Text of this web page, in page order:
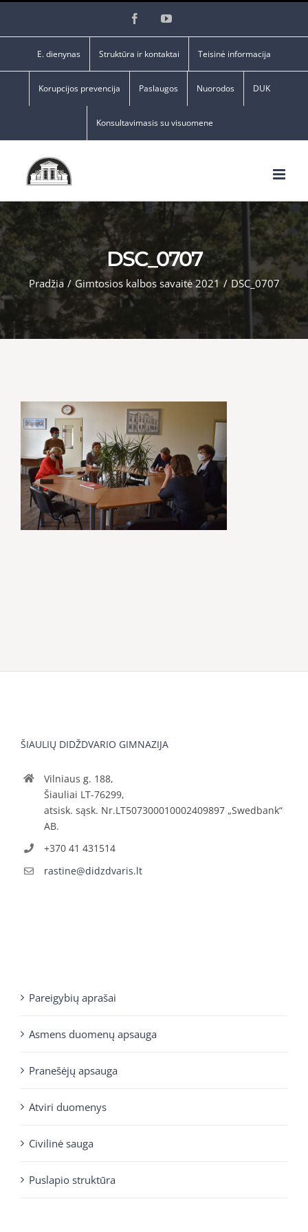
FacebookYouTube
E. dienynas Struktūra ir kontaktai Teisinė informacija
Korupcijos prevencija Paslaugos Nuorodos DUK
Konsultavimasis su visuomene
DSC_0707
Pradžia / Gimtosios kalbos savaitė 2021 / DSC_0707
ŠIAULIŲ DIDŽDVARIO GIMNAZIJA
Vilniaus g. 188,
Šiauliai LT-76299,
atsisk. sąsk. Nr.LT507300010002409897 „Swedbank“
AB.
+370 41 431514
rastine@didzdvaris.lt
Pareigybių aprašai
Asmens duomenų apsauga
Pranešėjų apsauga
Atviri duomenys
Civilinė sauga
Puslapio struktūra